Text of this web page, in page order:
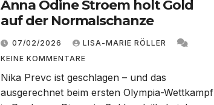
Anna Odine Stroem holt Gold
auf der Normalschanze
07/02/2026
LISA-MARIE RÖLLER
KEINE KOMMENTARE
Nika Prevc ist geschlagen – und das
ausgerechnet beim ersten Olympia-Wettkampf